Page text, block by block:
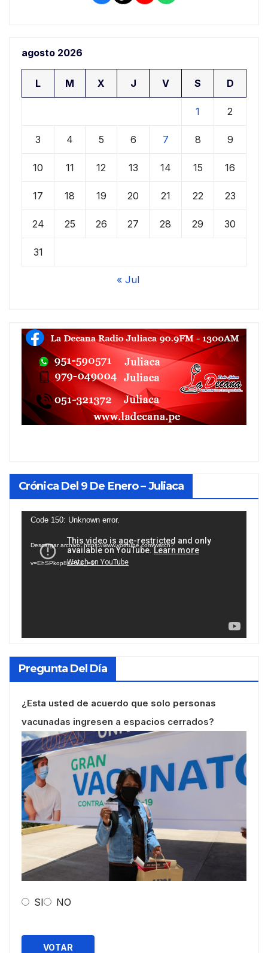
agosto 2026
L M X J V S D
1 2
3 4 5 6 7 8 9
10 11 12 13 14 15 16
17 18 19 20 21 22 23
24 25 26 27 28 29 30
31
« Jul
Crónica Del 9 De Enero – Juliaca
Reproductor
vídeo
Code 150: Unknown error.
Descargar archivo: https://www.youtube.com/watch?
v=EhSPkop8KPY&_=1
Pregunta Del Día
¿Esta usted de acuerdo que solo personas
vacunadas ingresen a espacios cerrados?
SI NO
VOTAR